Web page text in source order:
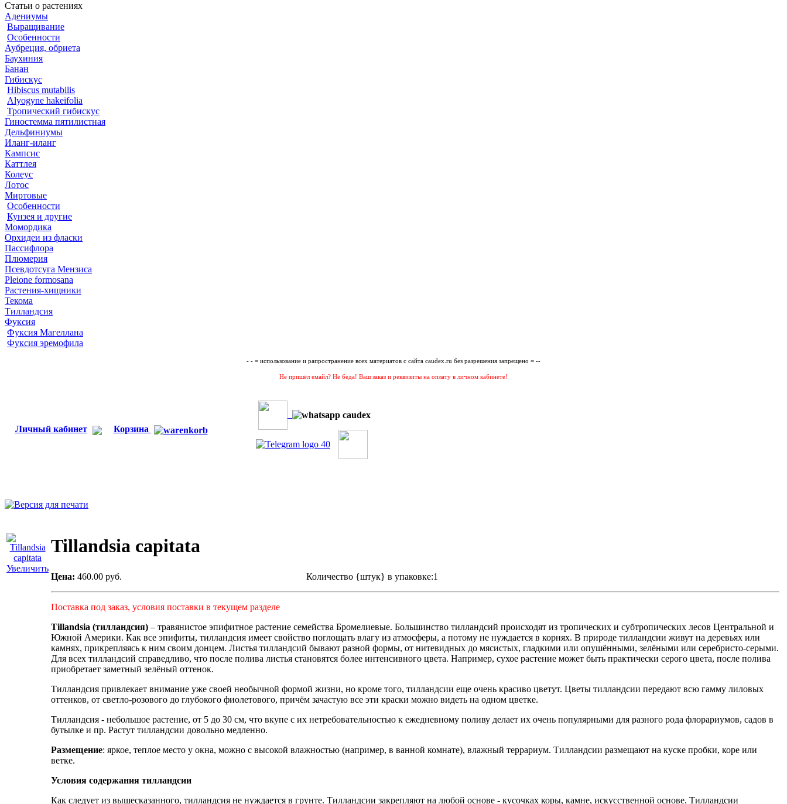
Статьи о растениях
Адениумы
Выращивание
Особенности
Аубреция, обриета
Баухиния
Банан
Гибискус
Hibiscus mutabilis
Alyogyne hakeifolia
Тропический гибискус
Гиностемма пятилистная
Дельфиниумы
Иланг-иланг
Кампсис
Каттлея
Колеус
Лотос
Миртовые
Особенности
Кунзея и другие
Момордика
Орхидеи из фласки
Пассифлора
Плюмерия
Псевдотсуга Мензиса
Pleione formosana
Растения-хищники
Текома
Тилландсия
Фуксия
Фуксия Магеллана
Фуксия эремофила
- - = использование и рапространение всех материатов с сайта caudex.ru без разрешения запрещено = --
Не пришёл емайл? Не беда! Ваш заказ и реквизиты на оплату в личном кабинете!
Личный кабинет Корзина
Увеличить
Tillandsia capitata
Цена: 460.00 руб. Количество {штук} в упаковке:1
Поставка под заказ, условия поставки в текущем разделе
Tillandsia (тилландсия) – травянистое эпифитное растение семейства Бромелиевые. Большинство тилландсий происходят из тропических и субтропических лесов Центральной и
Южной Америки. Как все эпифиты, тилландсия имеет свойство поглощать влагу из атмосферы, а потому не нуждается в корнях. В природе тилландсии живут на деревьях или
камнях, прикрепляясь к ним своим донцем. Листья тилландсий бывают разной формы, от нитевидных до мясистых, гладкими или опушёнными, зелёными или серебристо-серыми.
Для всех тилландсий справедливо, что после полива листья становятся более интенсивного цвета. Например, сухое растение может быть практически серого цвета, после полива
приобретает заметный зелёный оттенок.
Тилландсия привлекает внимание уже своей необычной формой жизни, но кроме того, тилландсии еще очень красиво цветут. Цветы тилландсии передают всю гамму лиловых
оттенков, от светло-розового до глубокого фиолетового, причём зачастую все эти краски можно видеть на одном цветке.
Тилландсия - небольшое растение, от 5 до 30 см, что вкупе с их нетребовательностью к ежедневному поливу делает их очень популярными для разного рода флорариумов, садов в
бутылке и пр. Растут тилландсии довольно медленно.
Размещение: яркое, теплое место у окна, можно с высокой влажностью (например, в ванной комнате), влажный террариум. Тилландсии размещают на куске пробки, коре или
ветке.
Условия содержания тилландсии
Как следует из вышесказанного, тилландсия не нуждается в грунте. Тилландсии закрепляют на любой основе - кусочках коры, камне, искусственной основе. Тилландсии